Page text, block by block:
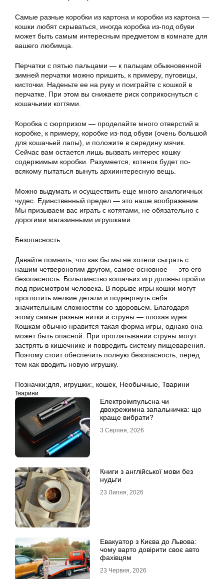
Самые разные коробки из картона и коробки из картона —
кошки любят скрываться, иногда коробка из-под обуви
может быть самым интересным предметом в комнате для
вашего любимца.
Перчатки с пятью пальцами — к пальцам обыкновенной
зимней перчатки можно пришить, к примеру, пуговицы,
кисточки. Наденьте ее на руку и поиграйте с кошкой в
перчатке. При этом вы снижаете риск соприкоснуться с
кошачьими когтями.
Коробка с сюрпризом — проделайте много отверстий в
коробке, к примеру, коробке из-под обуви (очень большой
для кошачьей лапы), и положите в середину мячик.
Сейчас вам остается лишь вызвать интерес кошку
содержимым коробки. Разумеется, котенок будет по-
всякому пытаться вынуть архиинтересную вещь.
Можно выдумать и осуществить еще много аналогичных
чудес. Единственный предел — это наше воображение.
Мы призываем вас играть с котятами, не обязательно с
дорогими магазинными игрушками.
Безопасность
Давайте помнить, что как бы мы не хотели сыграть с
нашим четвероногим другом, самое основное — это его
безопасность. Большинство кошачьих игр должны пройти
под присмотром человека. В порыве игры кошки могут
проглотить мелкие детали и подвергнуть себя
значительным сложностям со здоровьем. Благодаря
этому самые разные нитки и струны — плохая идея.
Кошкам обычно нравится такая форма игры, однако она
может быть опасной. При проглатывании струны могут
застрять в кишечнике и повредить систему пищеварения.
Поэтому стоит обеспечить полную безопасность, перед
тем как вводить новую игрушку.
Позначки:для игрушки: кошек Необычные Тварини
Тварини
Електроімпульсна чи
двохрежимна запальничка: що
краще вибрати?
3 Серпня, 2026
Книги з англійської мови без
нудьги
23 Липня, 2026
Евакуатор з Києва до Львова:
чому варто довірити своє авто
фахівцям
23 Червня, 2026